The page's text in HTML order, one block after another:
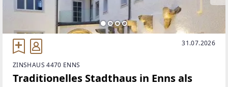
31.07.2026
ZINSHAUS 4470 ENNS
Traditionelles Stadthaus in Enns als